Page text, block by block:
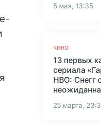
5 мая, 13:35
КИНО
13 первых
сериала
HBO: Снегг
25 марта,